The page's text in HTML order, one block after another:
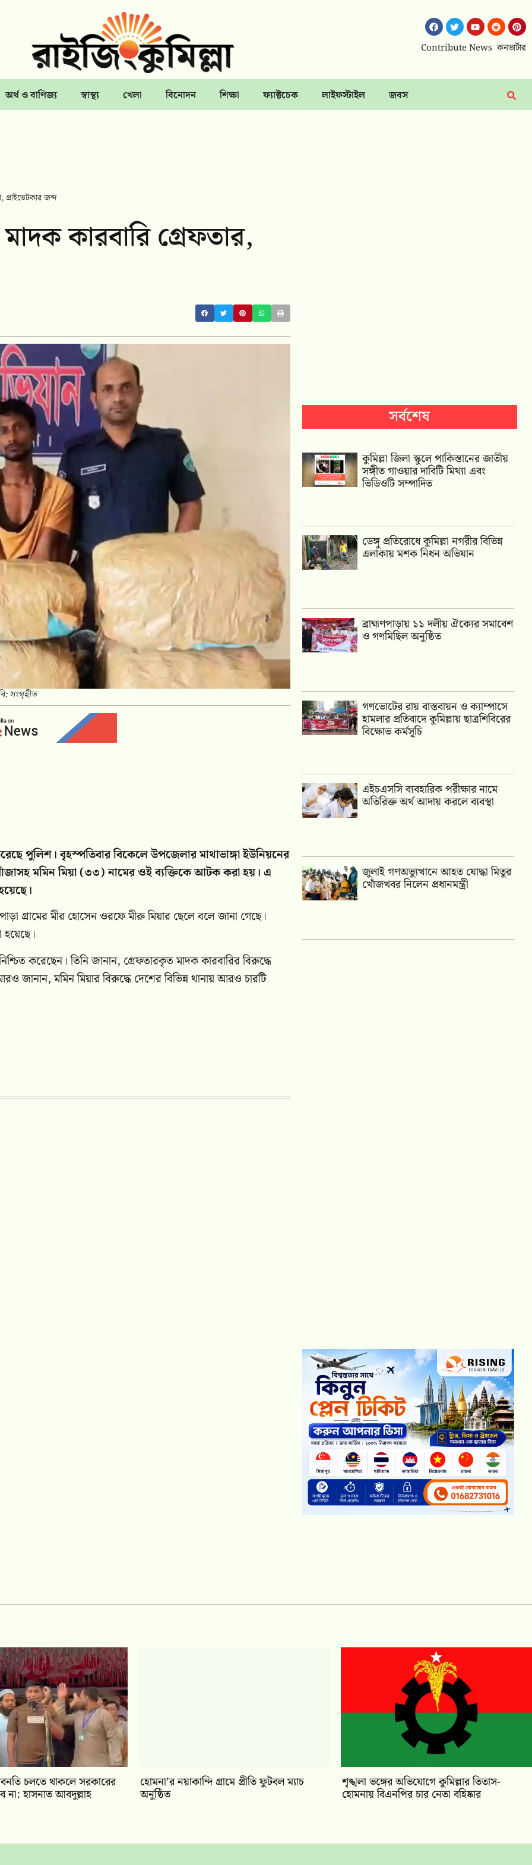
Contribute News কনভার্টার
অর্থ ও বাণিজ্য স্বাস্থ্য খেলা বিনোদন শিক্ষা ফ্যাক্টচেক লাইফস্টাইল জবস
প্রাইভেটকার জব্দ
কারবারি গ্রেফতার,
সংগৃহীত
পুলিশ। বৃহস্পতিবার বিকেলে উপজেলার মাথাভাঙ্গা ইউনিয়নের
মমিন মিয়া (৩৩) নামের ওই ব্যক্তিকে আটক করা হয়। এ
গ্রামের মীর হোসেন ওরফে মীরু মিয়ার ছেলে বলে জানা গেছে।
হয়েছে।
করেছেন। তিনি জানান, গ্রেফতারকৃত মাদক কারবারির বিরুদ্ধে
জানান, মমিন মিয়ার বিরুদ্ধে দেশের বিভিন্ন থানায় আরও চারটি
সর্বশেষ
কুমিল্লা জিলা স্কুলে পাকিস্তানের জাতীয়
সঙ্গীত গাওয়ার দাবিটি মিথ্যা এবং
ভিডিওটি সম্পাদিত
ডেঙ্গু প্রতিরোধে কুমিল্লা নগরীর বিভিন্ন
এলাকায় মশক নিধন অভিযান
‎ব্রাহ্মণপাড়ায় ১১ দলীয় ঐক্যের সমাবেশ
ও গণমিছিল অনুষ্ঠিত
গণভোটের রায় বাস্তবায়ন ও ক্যাম্পাসে
হামলার প্রতিবাদে কুমিল্লায় ছাত্রশিবিরের
বিক্ষোভ কর্মসূচি
এইচএসসি ব্যবহারিক পরীক্ষার নামে
অতিরিক্ত অর্থ আদায় করলে ব্যবস্থা
জুলাই গণঅভ্যুত্থানে আহত যোদ্ধা মিতুর
খোঁজখবর নিলেন প্রধানমন্ত্রী
চলতে থাকলে সরকারের
না: হাসনাত আবদুল্লাহ
‎হোমনা’র নয়াকান্দি গ্রামে প্রীতি ফুটবল ম্যাচ
অনুষ্ঠিত
শৃঙ্খলা ভঙ্গের অভিযোগে কুমিল্লার তিতাস-
হোমনায় বিএনপির চার নেতা বহিষ্কার